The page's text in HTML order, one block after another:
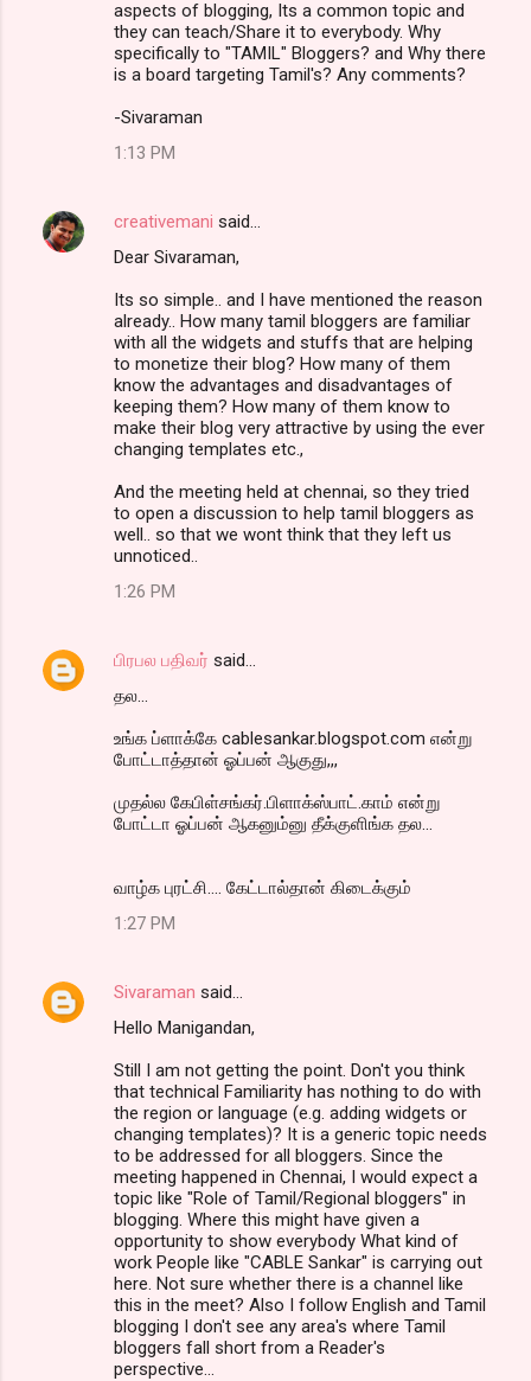
aspects of blogging, Its a common topic and
they can teach/Share it to everybody. Why
specifically to "TAMIL" Bloggers? and Why there
is a board targeting Tamil's? Any comments?
-Sivaraman
1:13 PM
creativemani said…
Dear Sivaraman,
Its so simple.. and I have mentioned the reason
already.. How many tamil bloggers are familiar
with all the widgets and stuffs that are helping
to monetize their blog? How many of them
know the advantages and disadvantages of
keeping them? How many of them know to
make their blog very attractive by using the ever
changing templates etc.,
And the meeting held at chennai, so they tried
to open a discussion to help tamil bloggers as
well.. so that we wont think that they left us
unnoticed..
1:26 PM
பிரபல பதிவர் said…
தல...
உங்க ப்ளாக்கே cablesankar.blogspot.com என்று
போட்டாத்தான் ஓப்பன் ஆகுது,,,
முதல்ல கேபிள்சங்கர்.பிளாக்ஸ்பாட்.காம் என்று
போட்டா ஓப்பன் ஆகனும்னு தீக்குளிங்க தல...
வாழ்க புரட்சி.... கேட்டால்தான் கிடைக்கும்
1:27 PM
Sivaraman said…
Hello Manigandan,
Still I am not getting the point. Don't you think
that technical Familiarity has nothing to do with
the region or language (e.g. adding widgets or
changing templates)? It is a generic topic needs
to be addressed for all bloggers. Since the
meeting happened in Chennai, I would expect a
topic like "Role of Tamil/Regional bloggers" in
blogging. Where this might have given a
opportunity to show everybody What kind of
work People like "CABLE Sankar" is carrying out
here. Not sure whether there is a channel like
this in the meet? Also I follow English and Tamil
blogging I don't see any area's where Tamil
bloggers fall short from a Reader's
perspective...